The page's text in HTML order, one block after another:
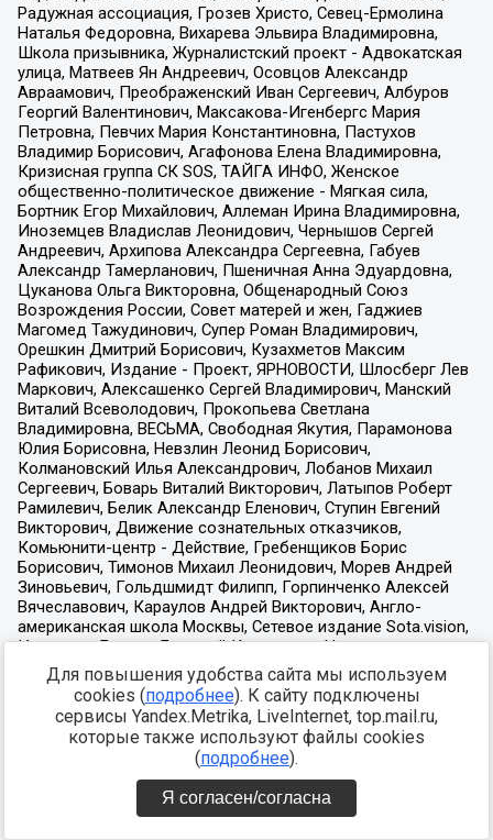
Для повышения удобства сайта мы используем
cookies (подробнее). К сайту подключены
сервисы Yandex.Metrika, LiveInternet, top.mail.ru,
которые также используют файлы cookies
(подробнее).
Я согласен/согласна